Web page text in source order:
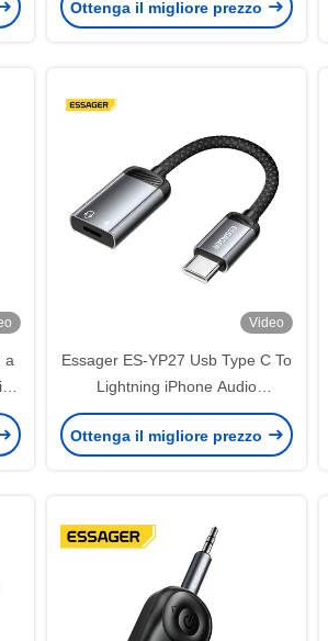
Ottenga il migliore prezzo
a
Video
Essager ES-YP27 Usb Type C To
Lightning iPhone Audio
Converter Charger Adapter
Cable
Ottenga il migliore prezzo